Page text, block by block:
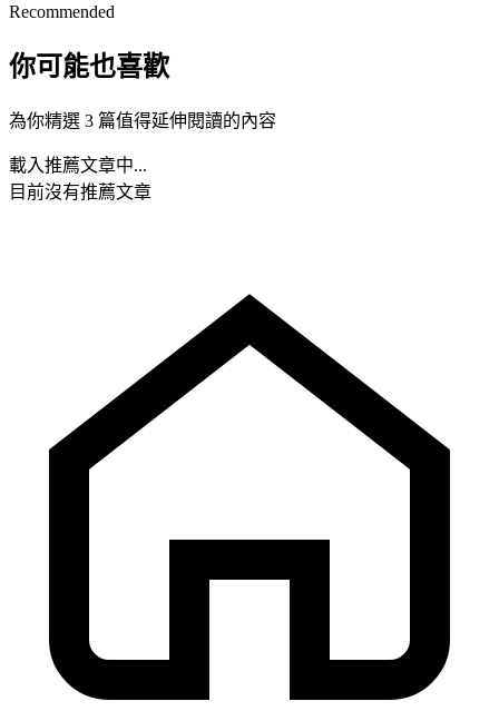
Recommended
你可能也喜歡
為你精選 3 篇值得延伸閱讀的內容
載入推薦文章中...
目前沒有推薦文章